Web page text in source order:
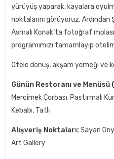
yürüyüş yaparak, kayalara
noktalarını görüyoruz. Ardından
Asmalı Konak'ta fotoğraf
programımızı tamamlayıp
Otele dönüş, akşam yemeği ve
Günün Restoranı ve Menüsü
Mercimek Çorbası, Pastırmalı
Kebabı, Tatlı
Alışveriş Noktaları:Sayan
Art Gallery